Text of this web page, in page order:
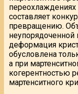
составляет
превращению.
неупорядоченной
деформация
обусловлена
а при
когерентностью
мартенситного